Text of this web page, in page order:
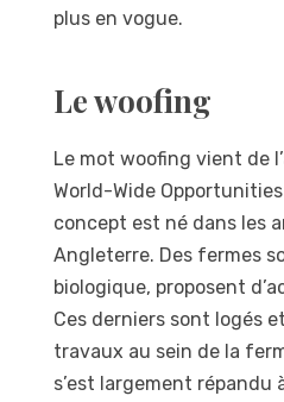
plus en vogue.
Le woofing
Le mot woofing vient de
World-Wide
concept est né dans les
Angleterre. Des fermes
biologique, proposent
Ces derniers sont logés
travaux au sein de la
s’est largement répandu